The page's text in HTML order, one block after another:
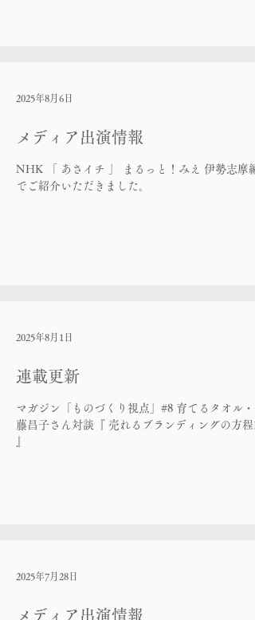
メディア出演情報
NHK 「 あさイチ 」 まるっと！みえ 伊勢志摩編
でご紹介いただきました。
2025年8月6日
連載更新
マガジン「ものづくり視点」#8 育てるタオル・
藤昌子さん対談『 売れるブランディングの方程
2025年8月1日
メディア出演情報
2025年7月28日